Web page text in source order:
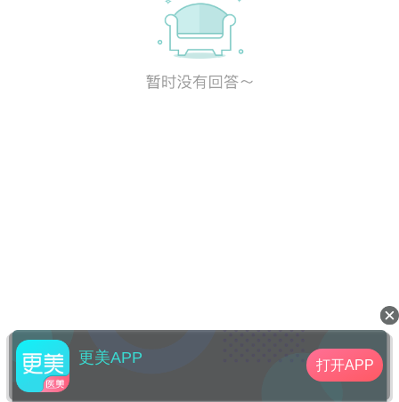
更美APP 打开APP